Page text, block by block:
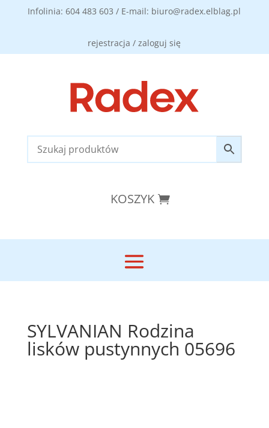
Infolinia: 604 483 603 / E-mail: biuro@radex.elblag.pl
rejestracja / zaloguj się
KOSZYK
SYLVANIAN Rodzina
lisków pustynnych 05696